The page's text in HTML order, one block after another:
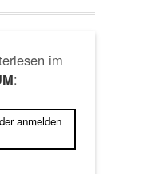
im
:
anmelden